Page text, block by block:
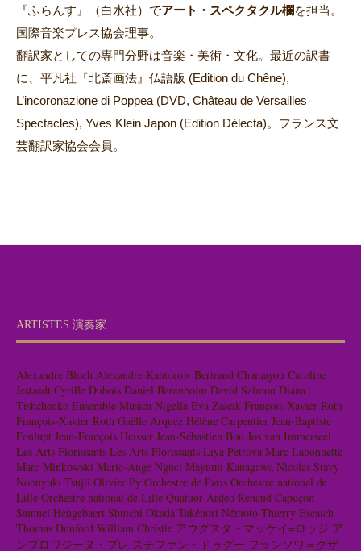
『ふらんす』（白水社）でアート・スペクタクル欄を担当。
国際音楽プレス協会理事。
翻訳家としての専門分野は音楽・美術・文化。最近の訳書
に、平凡社『北斎画法』仏語版 (Edition du Chêne),
L’incoronazione di Poppea (DVD, Château de Versailles
Spectacles), Yves Klein Japon (Edition Délecta)。フランス文
芸翻訳家協会会員。
ARTISTES 演奏家
Alexandre Bloch Alexandre Kantorow Bertrand Chamayou Caroline
Jestaedt Cyrille Dubois Daniel Barenboim David Salmon Diana
Tishchenko Ensemble Musica Nigella Eva Zaïcik François-Xavier Roth
François-Xavier Roth Gaëlle Arquez Hélène Carpentier Jean-Baptiste
Fonlupt Jean-François Heisser Jean-Sébastien Bou Jos van Immerseel
Les Arts Florissants Les Arts Florissants Liya Petrova Marc Labonnette
Marc Minkowski Marie-Ange Nguci Mayumi Kanagawa Nicolas Stavy
Nobuyuki Tsujii Olivier Py Orchestre de Paris Orchestre national de
Lille Orchestre national de Lille Quatuor Ardeo Renaud Capuçon
Samuel Hengebaert Shuichi Okada Takénori Némoto Thierry Escaich
Thomas Dunford William Christie アウグスタ・マッケイ=ロッジ ア
ンブロワジーヌ・ブレ ステファン・ドゥグー フランソワ＝グザ